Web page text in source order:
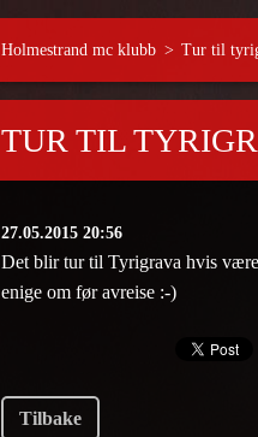
Holmestrand mc klubb > Tur til
TUR TIL
27.05.2015 20:56
Det blir tur til Tyrigrava hvis
enige om før avreise :-)
Tilbake